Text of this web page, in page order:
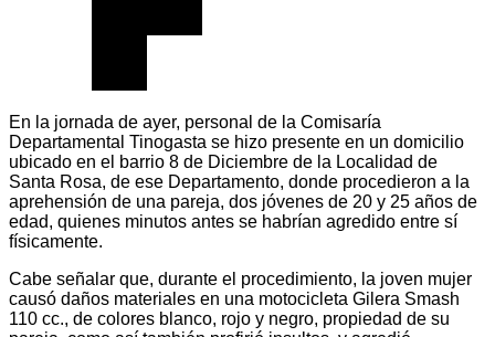
En la jornada de ayer, personal de la Comisaría
Departamental Tinogasta se hizo presente en un domicilio
ubicado en el barrio 8 de Diciembre de la Localidad de
Santa Rosa, de ese Departamento, donde procedieron a la
aprehensión de una pareja, dos jóvenes de 20 y 25 años de
edad, quienes minutos antes se habrían agredido entre sí
físicamente.
Cabe señalar que, durante el procedimiento, la joven mujer
causó daños materiales en una motocicleta Gilera Smash
110 cc., de colores blanco, rojo y negro, propiedad de su